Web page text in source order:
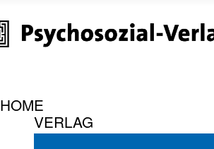
HOME
VERLAG